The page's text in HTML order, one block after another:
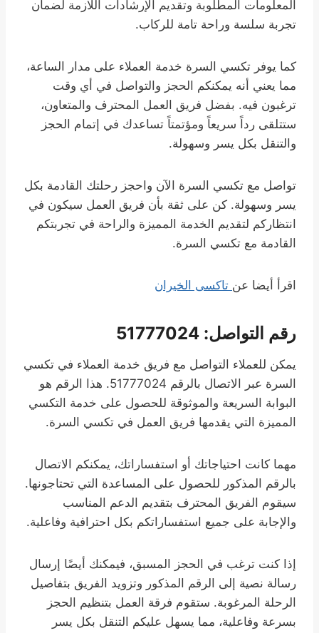
المعلومات المطلوبة وتقديم الإرشادات اللازمة لضمان
تجربة سلسة وراحة تامة للركاب.
كما يوفر تكسي السرة خدمة العملاء على مدار الساعة،
مما يعني أنه يمكنكم الحجز والتواصل في أي وقت
ترغبون فيه. بفضل فريق العمل المحترف والمتعاون،
ستتلقى رداً سريعاً ومؤتمتاً تساعدك في إتمام الحجز
والتنقل بكل يسر وسهولة.
تواصل مع تكسي السرة الآن واحجز رحلتك القادمة بكل
يسر وسهولة. كن على ثقة بأن فريق العمل سيكون في
انتظاركم لتقديم الخدمة المميزة والراحة في تجربتكم
القادمة مع تكسي السرة.
اقرأ أيضا عن تاكسى الخيران
رقم التواصل: 51777024
يمكن للعملاء التواصل مع فريق خدمة العملاء في تكسي
السرة عبر الاتصال بالرقم 51777024. هذا الرقم هو
البوابة السريعة والموثوقة للحصول على خدمة التكسي
المميزة التي يقدمها فريق العمل في تكسي السرة.
مهما كانت احتياجاتك أو استفساراتك، يمكنكم الاتصال
بالرقم المذكور للحصول على المساعدة التي تحتاجونها.
سيقوم الفريق المحترف بتقديم الدعم المناسب
والإجابة على جميع استفساراتكم بكل احترافية وفاعلية.
إذا كنت ترغب في الحجز المسبق، فيمكنك أيضًا إرسال
رسالة نصية إلى الرقم المذكور وتزويد الفريق بتفاصيل
الرحلة المرغوبة. ستقوم فرقة العمل بتنظيم الحجز
بسرعة وفاعلية، مما يسهل عليكم التنقل بكل يسر